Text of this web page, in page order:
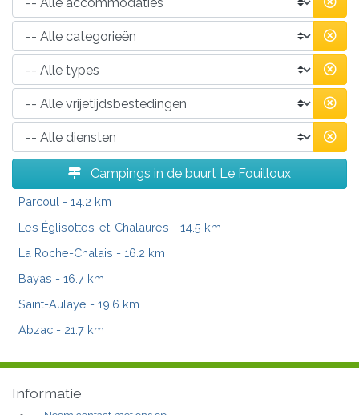
Campings in de buurt Le Fouilloux
Parcoul - 14.2 km
Les Églisottes-et-Chalaures - 14.5 km
La Roche-Chalais - 16.2 km
Bayas - 16.7 km
Saint-Aulaye - 19.6 km
Abzac - 21.7 km
Informatie